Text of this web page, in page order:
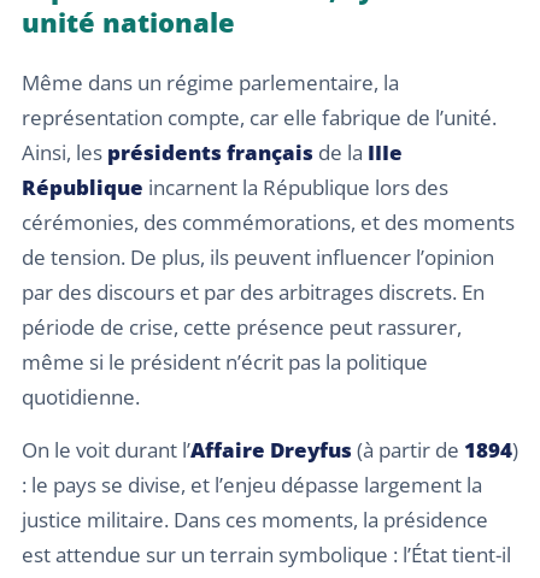
unité nationale
Même dans un régime parlementaire, la
représentation compte, car elle fabrique de l’unité.
Ainsi, les présidents français de la IIIe
République incarnent la République lors des
cérémonies, des commémorations, et des moments
de tension. De plus, ils peuvent influencer l’opinion
par des discours et par des arbitrages discrets. En
période de crise, cette présence peut rassurer,
même si le président n’écrit pas la politique
quotidienne.
On le voit durant l’Affaire Dreyfus (à partir de 1894)
: le pays se divise, et l’enjeu dépasse largement la
justice militaire. Dans ces moments, la présidence
est attendue sur un terrain symbolique : l’État tient-il